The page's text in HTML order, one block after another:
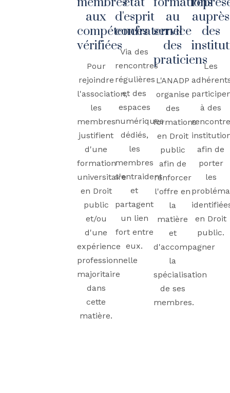
aux
compétences
vérifiées
Pour
rejoindre
l'association,
les
membres
justifient
d'une
formation
universitaire
en Droit
public
et/ou
d'une
expérience
professionnelle
majoritaire
dans
cette
matière.
d'esprit
confraternel
Via des
rencontres
régulières
et des
espaces
numériques
dédiés,
les
membres
s'entraident
et
partagent
un lien
fort entre
eux.
au
service
des
praticiens
L'ANADP
organise
des
formations
en Droit
public
afin de
renforcer
l'offre en
la
matière
et
d'accompagner
la
spécialisation
de ses
membres.
auprès
des
Les
à des
afin de
porter
les
en Droit
public.